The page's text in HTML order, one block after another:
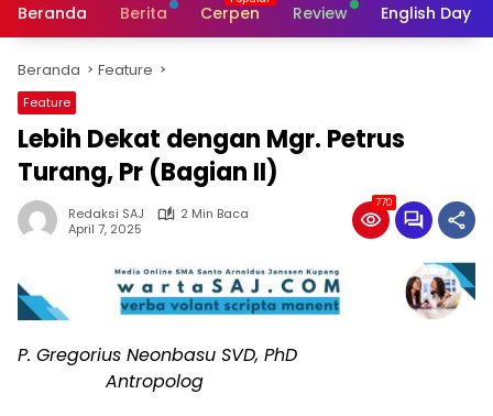
Beranda
Berita Cerpen Review English Day
Beranda Feature
Feature
Lebih Dekat dengan Mgr. Petrus
Turang, Pr (Bagian II)
Redaksi SAJ
2 Min Baca
April 7, 2025
770
P. Gregorius Neonbasu SVD, PhD
Antropolog